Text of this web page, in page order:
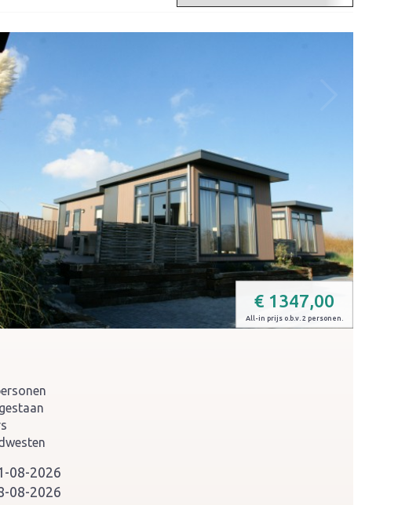
€ 1347,00
All-in prijs o.b.v. 2 personen.
08-2026
08-2026